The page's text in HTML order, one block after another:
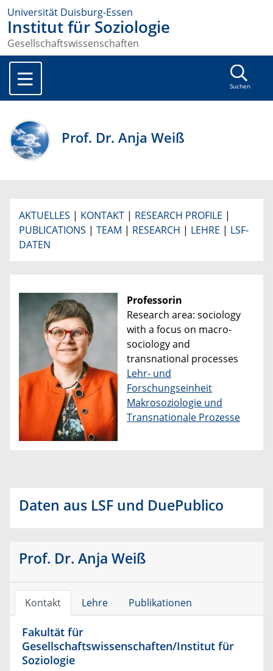
Universität Duisburg-Essen
Institut für Soziologie
Gesellschaftswissenschaften
Suchen
Prof. Dr. Anja Weiß
AKTUELLES | KONTAKT | RESEARCH PROFILE |
PUBLICATIONS | TEAM | RESEARCH | LEHRE | LSF-
DATEN
Professorin
Research area: sociology
with a focus on macro-
sociology and
transnational processes
Lehr- und
Forschungseinheit
Makrosoziologie und
Transnationale Prozesse
Daten aus LSF und DuePublico
Prof. Dr. Anja Weiß
Kontakt Lehre Publikationen
Fakultät für
Gesellschaftswissenschaften/Institut für
Soziologie